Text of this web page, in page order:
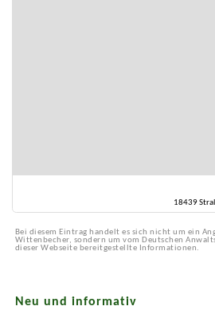
18439
Bei diesem Eintrag handelt es sich nicht um ein
Wittenbecher, sondern um vom Deutschen
dieser Webseite bereitgestellte Informationen.
Neu und informativ